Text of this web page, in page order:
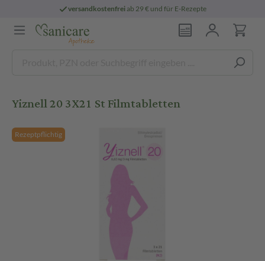
versandkostenfreiab 29 € und für E-Rezepte
Yiznell 20 3X21 St Filmtabletten
Rezeptpflichtig